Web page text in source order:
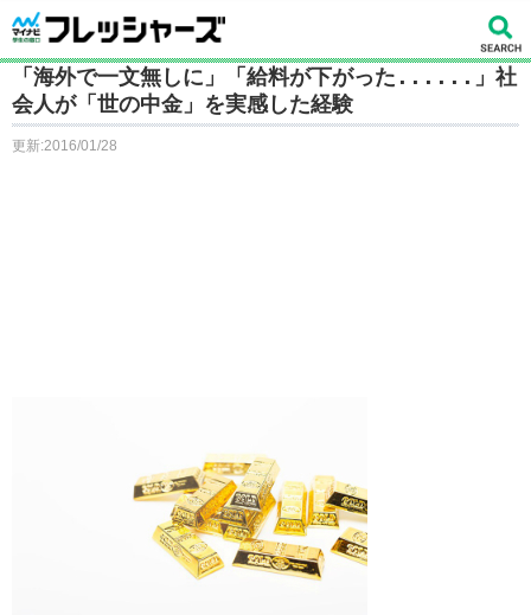
「海外で一文無しに」「給料が下がった......」社
会人が「世の中金」を実感した経験
更新:2016/01/28